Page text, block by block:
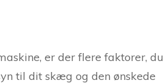
er der flere faktorer, du
til dit skæg og den ønskede